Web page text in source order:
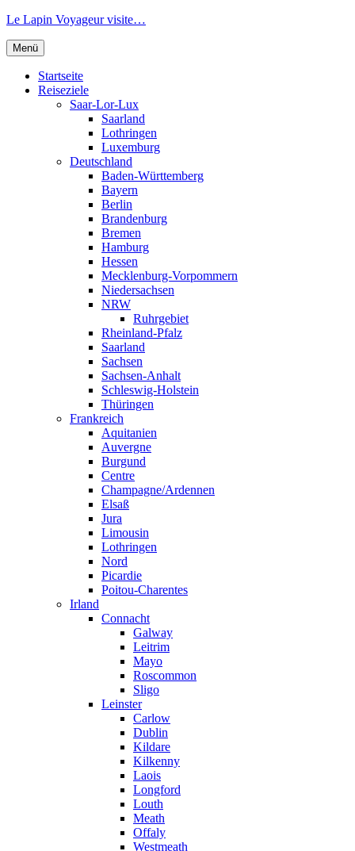
Zum
springen
Le Lapin Voyageur visite…
Menü
Startseite
Reiseziele
Saar-Lor-Lux
Saarland
Lothringen
Luxemburg
Deutschland
Baden-Württemberg
Bayern
Berlin
Brandenburg
Bremen
Hamburg
Hessen
Mecklenburg-Vorpommern
Niedersachsen
NRW
Ruhrgebiet
Rheinland-Pfalz
Saarland
Sachsen
Sachsen-Anhalt
Schleswig-Holstein
Thüringen
Frankreich
Aquitanien
Auvergne
Burgund
Centre
Champagne/Ardennen
Elsaß
Jura
Limousin
Lothringen
Nord
Picardie
Poitou-Charentes
Irland
Connacht
Galway
Leitrim
Mayo
Roscommon
Sligo
Leinster
Carlow
Dublin
Kildare
Kilkenny
Laois
Longford
Louth
Meath
Offaly
Westmeath